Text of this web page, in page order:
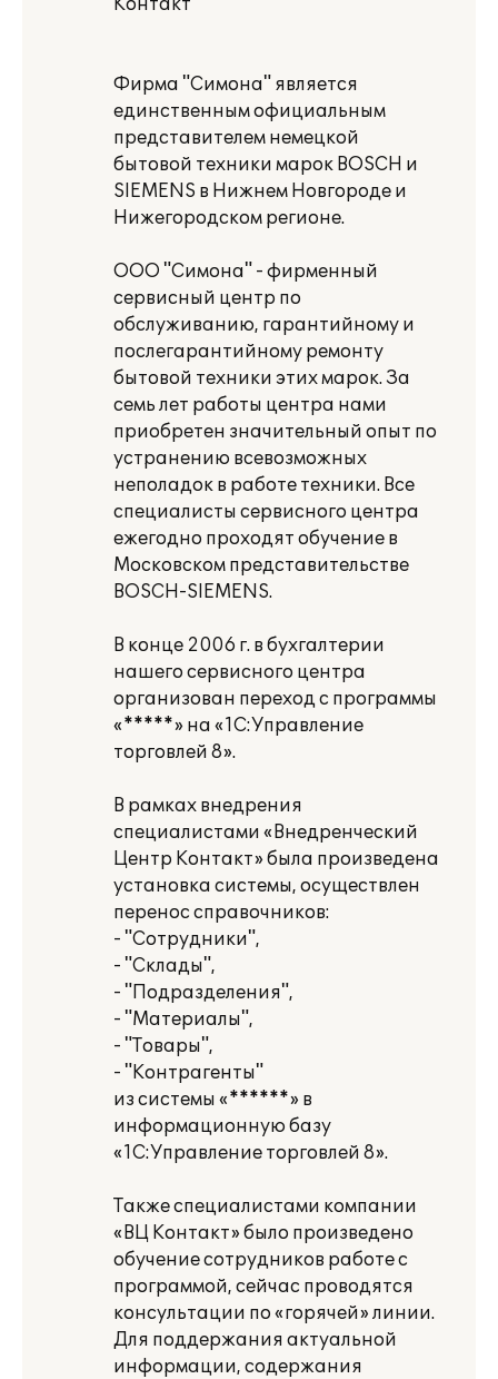
Контакт"
Фирма "Симона" является
единственным официальным
представителем немецкой
бытовой техники марок BOSCH и
SIEMENS в Нижнем Новгороде и
Нижегородском регионе.
ООО "Симона" - фирменный
сервисный центр по
обслуживанию, гарантийному и
послегарантийному ремонту
бытовой техники этих марок. За
семь лет работы центра нами
приобретен значительный опыт по
устранению всевозможных
неполадок в работе техники. Все
специалисты сервисного центра
ежегодно проходят обучение в
Московском представительстве
BOSCH-SIEMENS.
В конце 2006 г. в бухгалтерии
нашего сервисного центра
организован переход с программы
«*****» на «1С:Управление
торговлей 8».
В рамках внедрения
специалистами «Внедренческий
Центр Контакт» была произведена
установка системы, осуществлен
перенос справочников:
- "Сотрудники",
- "Склады",
- "Подразделения",
- "Материалы",
- "Товары",
- "Контрагенты"
из системы «******» в
информационную базу
«1С:Управление торговлей 8».
Также специалистами компании
«ВЦ Контакт» было произведено
обучение сотрудников работе с
программой, сейчас проводятся
консультации по «горячей» линии.
Для поддержания актуальной
информации, содержания